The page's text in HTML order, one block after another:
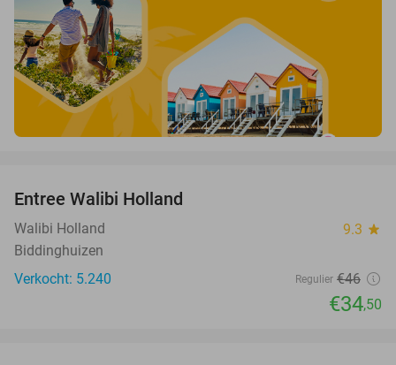
Entree Walibi Holland
Walibi Holland 9.3 star
Biddinghuizen
Verkocht: 5.240
Regulier €46
€34,50